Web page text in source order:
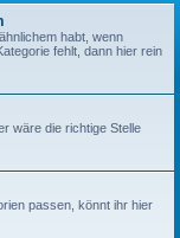
habt, wenn
fehlt, dann hier rein
wäre die richtige Stelle
passen, könnt ihr hier